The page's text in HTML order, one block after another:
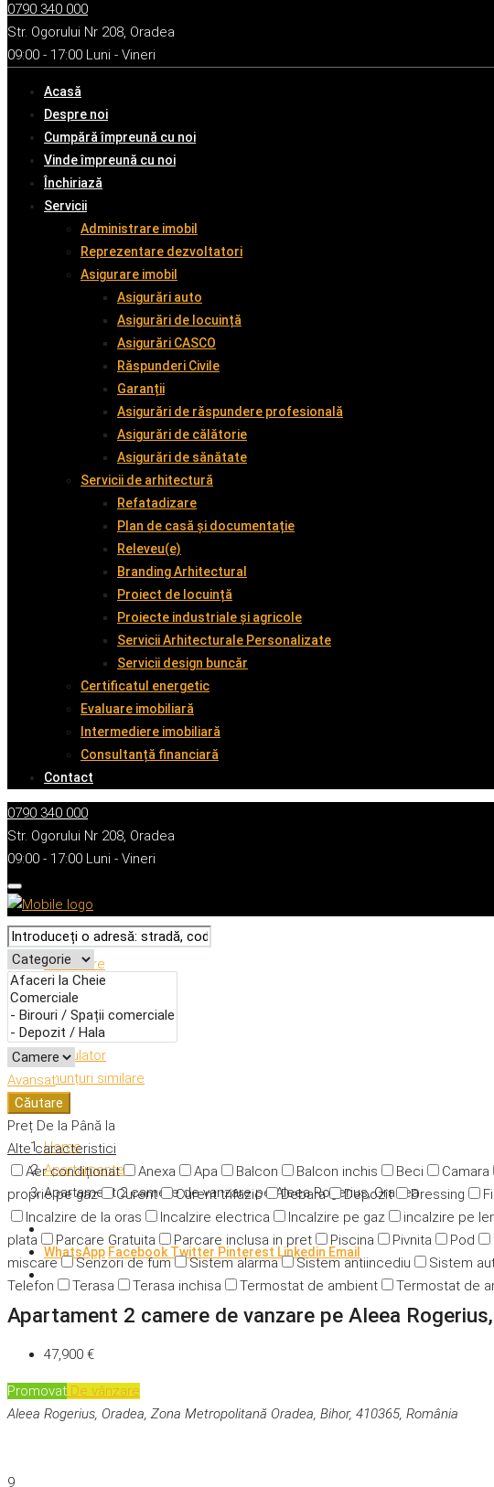
0790 340 000
Str. Ogorului Nr 208, Oradea
09:00 - 17:00 Luni - Vineri
Acasă
Despre noi
Cumpără împreună cu noi
Vinde împreună cu noi
Închiriază
Servicii
Administrare imobil
Reprezentare dezvoltatori
Asigurare imobil
Asigurări auto
Asigurări de locuință
Asigurări CASCO
Răspunderi Civile
Garanții
Asigurări de răspundere profesională
Asigurări de călătorie
Asigurări de sănătate
Servicii de arhitectură
Refatadizare
Plan de casă și documentație
Releveu(e)
Branding Arhitectural
Proiect de locuință
Proiecte industriale și agricole
Servicii Arhitecturale Personalizate
Servicii design buncăr
Certificatul energetic
Evaluare imobiliară
Intermediere imobiliară
Consultanță financiară
Contact
0790 340 000
Str. Ogorului Nr 208, Oradea
09:00 - 17:00 Luni - Vineri
Avansat
Căutare
Preț De la Până la
Alte caracteristici
Aer condiționat
Anexa Apa Balcon Balcon inchis Beci Camara
proprie pe gaz
Curent Curent trifazic Debara Depozit Dressing
Incalzire de la oras
Incalzire electrica Incalzire pe gaz incalzire pe
plata
Parcare Gratuita Parcare inclusa in pret Piscina Pivnita Pod
miscare
Senzori de fum Sistem alarma Sistem antiincediu Sistem
Telefon
Terasa Terasa inchisa Termostat de ambient Termostat de
Descriere
Caracteristici
Adresă
Detalii
Calculator
Anunțuri similare
Home
Apartamente
Apartament 2 camere de vanzare pe Aleea Rogerius, Oradea
WhatsApp Facebook Twitter Pinterest Linkedin Email
Apartament 2 camere de vanzare pe Aleea
47,900 €
Promovat De vânzare
Aleea Rogerius, Oradea, Zona Metropolitană Oradea, Bihor, 410365, România
9